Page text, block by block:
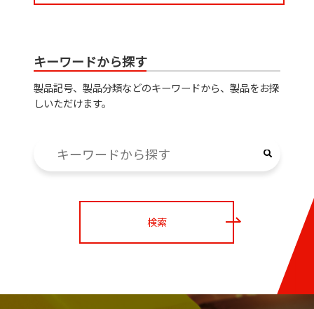
キーワードから探す
製品記号、製品分類などのキーワードから、製品をお探
しいただけます。
検索